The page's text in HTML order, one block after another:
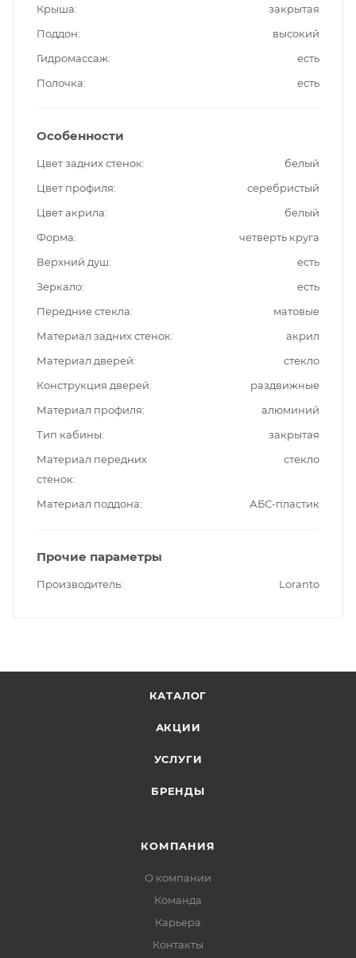
Крыша
закрытая
Поддон
высокий
Гидромассаж
есть
Полочка
есть
Особенности
Цвет задних стенок
белый
Цвет профиля
серебристый
Цвет акрила
белый
Форма
четверть круга
Верхний душ
есть
Зеркало
есть
Передние стекла
матовые
Материал задних стенок
акрил
Материал дверей
стекло
Конструкция дверей
раздвижные
Материал профиля
алюминий
Тип кабины
закрытая
Материал передних
стенок
стекло
Материал поддона АБС-пластик
Прочие параметры
Производитель Loranto
КАТАЛОГ
АКЦИИ
УСЛУГИ
БРЕНДЫ
КОМПАНИЯ
О компании
Команда
Карьера
Контакты